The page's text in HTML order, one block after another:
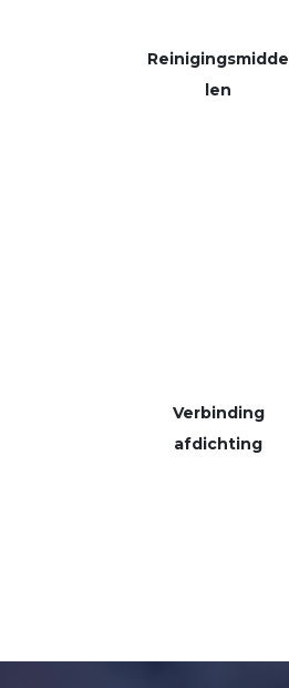
Reinigingsmidde
len
Verbinding
afdichting